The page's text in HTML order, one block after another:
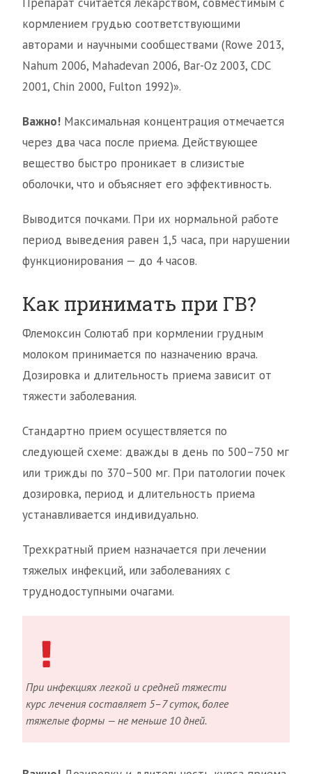
кормлением грудью соответствующими
авторами и научными сообществами (Rowe 2013,
Nahum 2006, Mahadevan 2006, Bar-Oz 2003, CDC
2001, Chin 2000, Fulton 1992)».
Важно! Максимальная концентрация отмечается
через два часа после приема. Действующее
вещество быстро проникает в слизистые
оболочки, что и объясняет его эффективность.
Выводится почками. При их нормальной работе
период выведения равен 1,5 часа, при нарушении
функционирования — до 4 часов.
Как принимать при ГВ?
Флемоксин Солютаб при кормлении грудным
молоком принимается по назначению врача.
Дозировка и длительность приема зависит от
тяжести заболевания.
Стандартно прием осуществляется по
следующей схеме: дважды в день по 500–750 мг
или трижды по 370–500 мг. При патологии почек
дозировка, период и длительность приема
устанавливается индивидуально.
Трехкратный прием назначается при лечении
тяжелых инфекций, или заболеваниях с
труднодоступными очагами.
При инфекциях легкой и средней тяжести
курс лечения составляет 5–7 суток, более
тяжелые формы — не меньше 10 дней.